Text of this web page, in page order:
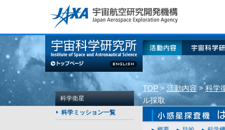
このページの本文へ
活動内容 宇宙科学
TOP > 活動内容 > 科学
ル採取
科学衛星
科学ミッション一覧